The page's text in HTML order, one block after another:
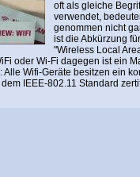
oft als gleiche
verwendet,
genommen nicht
ist die Abkürzung
"Wireless Local
oder Wi-Fi dagegen ist ein
Alle Wifi-Geräte besitzen ein
IEEE-802.11 Standard